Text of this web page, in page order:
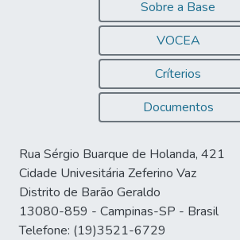
Sobre a Base
VOCEA
Críterios
Documentos
Rua Sérgio Buarque de Holanda, 421
Cidade Univesitária Zeferino Vaz
Distrito de Barão Geraldo
13080-859 - Campinas-SP - Brasil
Telefone: (19)3521-6729